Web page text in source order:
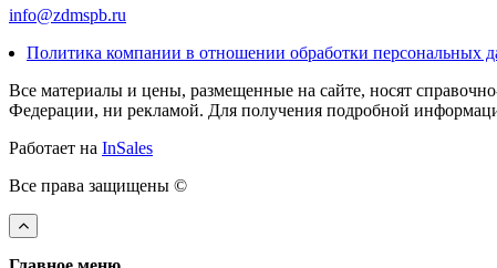
info@zdmspb.ru
Политика компании в отношении обработки персональных
Все материалы и цены, размещенные на сайте, носят
Федерации, ни рекламой. Для получения подробной
Работает на InSales
Все права защищены ©